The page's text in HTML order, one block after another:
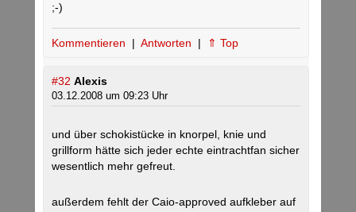
;-)
Kommentieren | Antworten | ⇑ Top
#32 Alexis
03.12.2008 um 09:23 Uhr
und über schokistücke in knorpel, knie und
grillform hätte sich jeder echte eintrachtfan sicher
wesentlich mehr gefreut.
außerdem fehlt der Caio-approved aufkleber auf